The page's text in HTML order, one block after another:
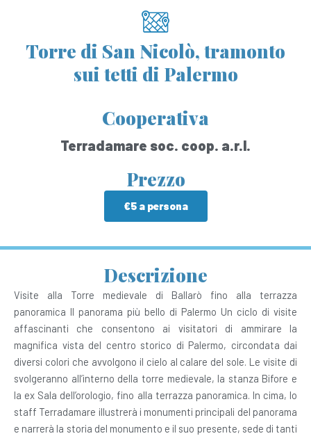
Torre di San Nicolò, tramonto
sui tetti di Palermo
Cooperativa
Terradamare soc. coop. a.r.l.
Prezzo
€5 a persona
Descrizione
Visite alla Torre medievale di Ballarò fino alla terrazza
panoramica Il panorama più bello di Palermo Un ciclo di visite
affascinanti che consentono ai visitatori di ammirare la
magnifica vista del centro storico di Palermo, circondata dai
diversi colori che avvolgono il cielo al calare del sole. Le visite di
svolgeranno all’interno della torre medievale, la stanza Bifore e
la ex Sala dell’orologio, fino alla terrazza panoramica. In cima, lo
staff Terradamare illustrerà i monumenti principali del panorama
e narrerà la storia del monumento e il suo presente, sede di tanti